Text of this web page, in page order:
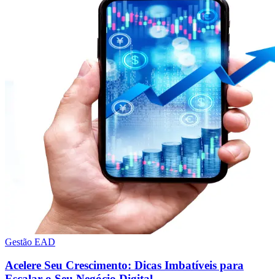
Gestão EAD
Acelere Seu Crescimento: Dicas Imbatíveis para